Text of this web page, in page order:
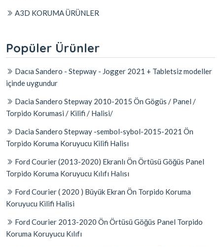
A3D KORUMA ÜRÜNLER
Popüler Ürünler
Dacıa Sandero - Stepway - Jogger 2021 + Tabletsiz modeller
içinde uygundur
Dacia Sandero Stepway 2010-2015 Ön Gögüs / Panel /
Torpido Korumasi / Kilifi / Halisi/
Dacia Sandero Stepway -sembol-sybol-2015-2021 Ön
Torpido Koruma Koruyucu Kilifi Halisı
Ford Courier (2013-2020) Ekranlı Ön Örtüsü Göğüs Panel
Torpido Koruma Koruyucu Kılıfı Halısı
Ford Courier ( 2020 ) Büyük Ekran Ön Torpido Koruma
Koruyucu Kilifi Halisi
Ford Courier 2013-2020 Ön Örtüsü Göğüs Panel Torpido
Koruma Koruyucu Kılıfı